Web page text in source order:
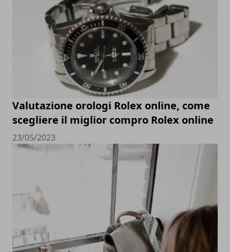
Valutazione orologi Rolex online, come
scegliere il miglior compro Rolex online
23/05/2023